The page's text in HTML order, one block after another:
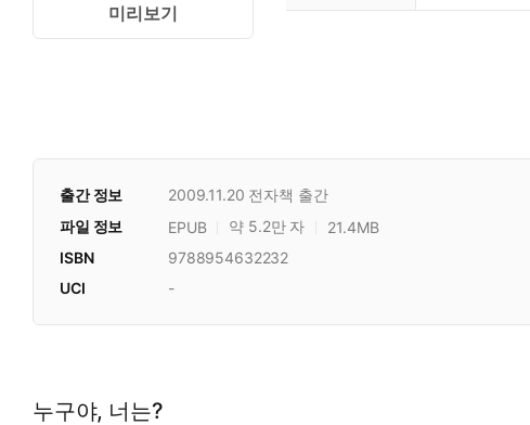
미리보기
출간 정보 2009.11.20 전자책 출간
파일 정보
EPUB 약 5.2만 자 21.4MB
ISBN
9788954632232
UCI
-
누구야, 너는?